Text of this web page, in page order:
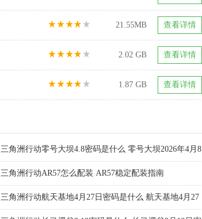
21.55MB 查看详情
2.02 GB 查看详情
1.87 GB 查看详情
三角洲行动零号大坝4.8密码是什么 零号大坝2026年4月8
日密码介绍
三角洲行动AR57怎么配装 AR57稳定配装指南
三角洲行动航天基地4月27日密码是什么 航天基地4月27